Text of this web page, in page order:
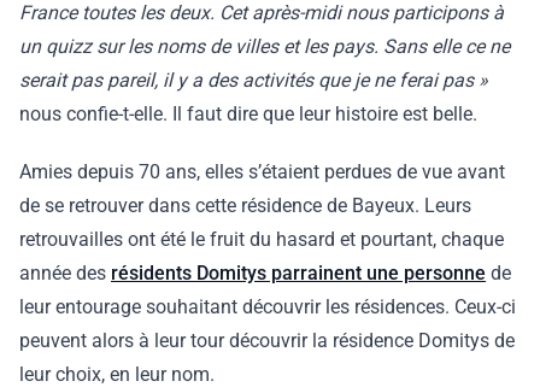
France toutes les deux. Cet après-midi nous participons à
un quizz sur les noms de villes et les pays. Sans elle ce ne
serait pas pareil, il y a des activités que je ne ferai pas »
nous confie-t-elle. Il faut dire que leur histoire est belle.
Amies depuis 70 ans, elles s’étaient perdues de vue avant
de se retrouver dans cette résidence de Bayeux. Leurs
retrouvailles ont été le fruit du hasard et pourtant, chaque
année des résidents Domitys parrainent une personne de
leur entourage souhaitant découvrir les résidences. Ceux-ci
peuvent alors à leur tour découvrir la résidence Domitys de
leur choix, en leur nom.